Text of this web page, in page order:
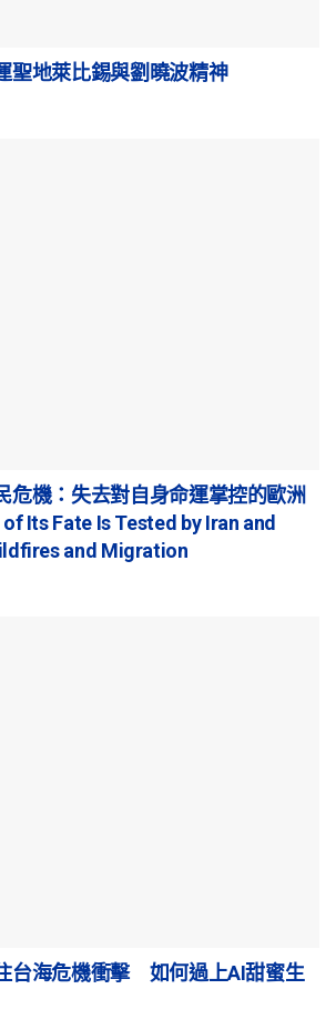
聖地萊比錫與劉曉波精神
危機：失去對自身命運掌控的歐洲
of Its Fate Is Tested by Iran and
and Migration
台海危機衝擊 如何過上AI甜蜜生